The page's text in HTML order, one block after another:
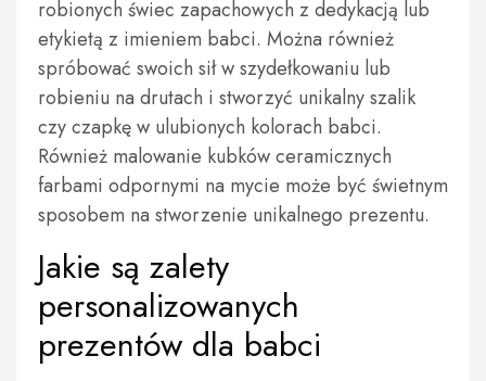
robionych świec zapachowych z dedykacją lub
etykietą z imieniem babci. Można również
spróbować swoich sił w szydełkowaniu lub
robieniu na drutach i stworzyć unikalny szalik
czy czapkę w ulubionych kolorach babci.
Również malowanie kubków ceramicznych
farbami odpornymi na mycie może być świetnym
sposobem na stworzenie unikalnego prezentu.
Jakie są zalety
personalizowanych
prezentów dla babci